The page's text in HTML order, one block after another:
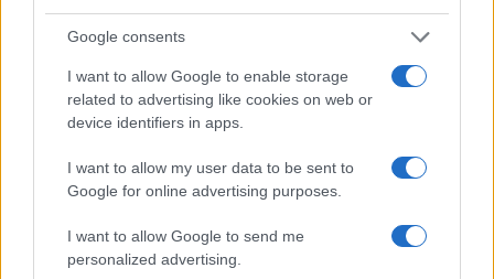
Google consents
I want to allow Google to enable storage
related to advertising like cookies on web or
device identifiers in apps.
I want to allow my user data to be sent to
Google for online advertising purposes.
I want to allow Google to send me
personalized advertising.